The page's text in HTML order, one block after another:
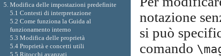
notazione
si può
comando
5. Modifica delle impostazioni predefinite
5.1 Contesti di interpretazione
5.2 Come funziona la Guida al
funzionamento interno
5.3 Modifica delle proprietà
5.4 Proprietà e concetti utili
5.5 Ritocchi avanzati